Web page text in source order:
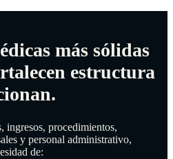
más sólidas
estructura
ingresos, procedimientos,
y personal administrativo,
de: